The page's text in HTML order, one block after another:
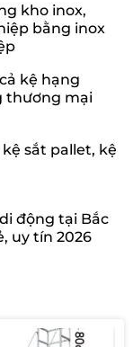
kho inox,
bằng inox
kệ hạng
thương mại
sắt pallet, kệ
động tại Bắc
uy tín 2026